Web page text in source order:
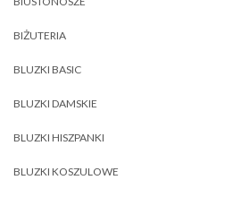
BIŻUTERIA
BLUZKI BASIC
BLUZKI DAMSKIE
BLUZKI HISZPANKI
BLUZKI KOSZULOWE